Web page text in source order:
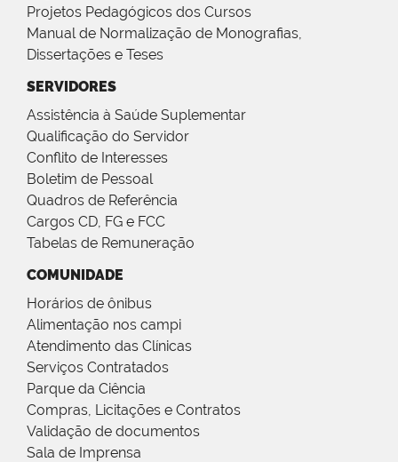
Projetos Pedagógicos dos Cursos
Manual de Normalização de Monografias,
Dissertações e Teses
SERVIDORES
Assistência à Saúde Suplementar
Qualificação do Servidor
Conflito de Interesses
Boletim de Pessoal
Quadros de Referência
Cargos CD, FG e FCC
Tabelas de Remuneração
COMUNIDADE
Horários de ônibus
Alimentação nos campi
Atendimento das Clínicas
Serviços Contratados
Parque da Ciência
Compras, Licitações e Contratos
Validação de documentos
Sala de Imprensa